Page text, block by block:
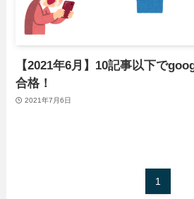
【2021年6月】10記事以下で
合格！
2021年7月6日
1